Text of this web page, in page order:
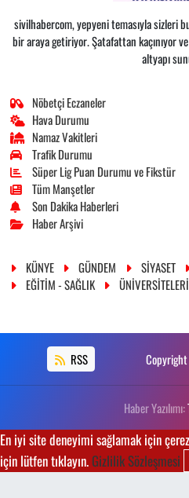
sivilhabercom, yepyeni temasıyla sizleri
bir araya getiriyor. Şatafattan kaçınıyor
altyapı
Nöbetçi Eczaneler
Hava Durumu
Namaz Vakitleri
Trafik Durumu
Süper Lig Puan Durumu ve Fikstür
Tüm Manşetler
Son Dakika Haberleri
Haber Arşivi
KÜNYE GÜNDEM SİYASET
EĞİTİM - SAĞLIK
RSS
Haber Yazılımı:
En iyi site deneyimi sağlamak için
için lütfen tıklayın.Gizlilik Sözleşmesi